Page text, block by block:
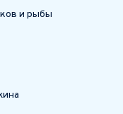
и рыбы